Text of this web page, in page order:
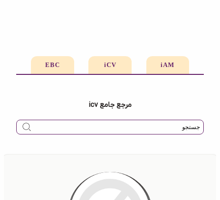
iAM
iCV
EBC
مرجع جامع icv